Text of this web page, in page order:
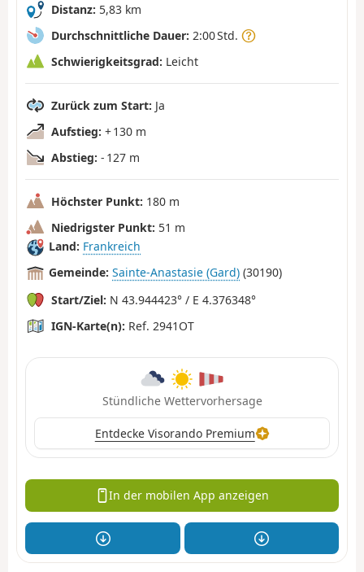
Distanz: 5,83 km
Durchschnittliche Dauer: 2:00 Std.
Schwierigkeitsgrad: Leicht
Zurück zum Start: Ja
Aufstieg: + 130 m
Abstieg: - 127 m
Höchster Punkt: 180 m
Niedrigster Punkt: 51 m
Land: Frankreich
Gemeinde: Sainte-Anastasie (Gard) (30190)
Start/Ziel: N 43.944423° / E 4.376348°
IGN-Karte(n): Ref. 2941OT
Stündliche Wettervorhersage
Entdecke Visorando Premium
In der mobilen App anzeigen